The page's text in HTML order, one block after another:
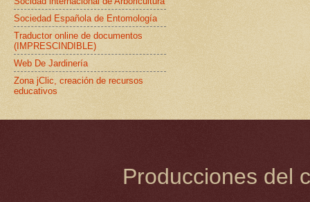
Sociedad Española de Entomología
Traductor online de documentos
(IMPRESCINDIBLE)
Web De Jardinería
Zona jClic, creación de recursos
educativos
Producciones del